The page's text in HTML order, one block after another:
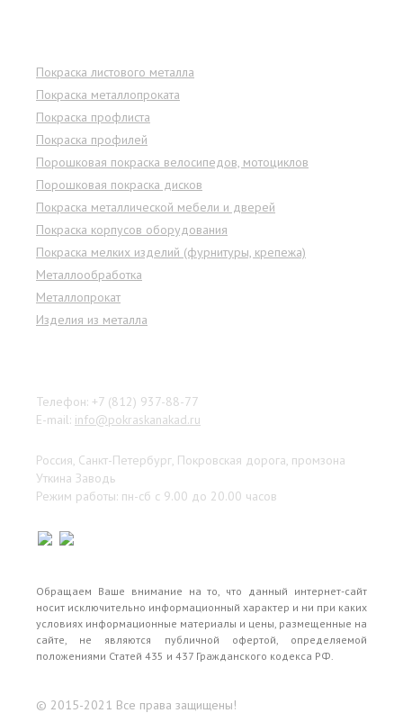
Покраска листового металла
Покраска металлопроката
Покраска профлиста
Покраска профилей
Порошковая покраска велосипедов, мотоциклов
Порошковая покраска дисков
Покраска металлической мебели и дверей
Покраска корпусов оборудования
Покраска мелких изделий (фурнитуры, крепежа)
Металлообработка
Металлопрокат
Изделия из металла
Телефон: +7 (812) 937-88-77
E-mail: info@pokraskanakad.ru
Россия, Санкт-Петербург, Покровская дорога, промзона
Уткина Заводь
Режим работы: пн-сб с 9.00 до 20.00 часов
Обращаем Ваше внимание на то, что данный интернет-сайт
носит исключительно информационный характер и ни при каких
условиях информационные материалы и цены, размещенные на
сайте, не являются публичной офертой, определяемой
положениями Статей 435 и 437 Гражданского кодекса РФ.
© 2015-2021 Все права защищены!